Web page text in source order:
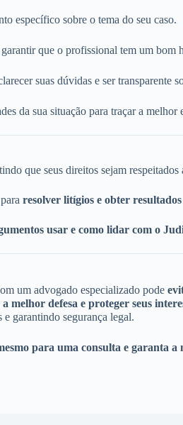
específico sobre o tema do seu caso.
que o profissional tem um bom
suas dúvidas e ser transparente
da sua situação para traçar a melhor
que seus direitos sejam
resolver litígios e obter
usar e como lidar com o
um advogado especializado pode
melhor defesa e proteger seus
garantindo segurança legal.
para uma consulta e garanta a